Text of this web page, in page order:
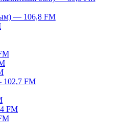
— 106,8 FM
FM
FM